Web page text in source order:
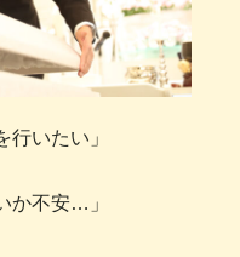
行いたい」
か不安…」